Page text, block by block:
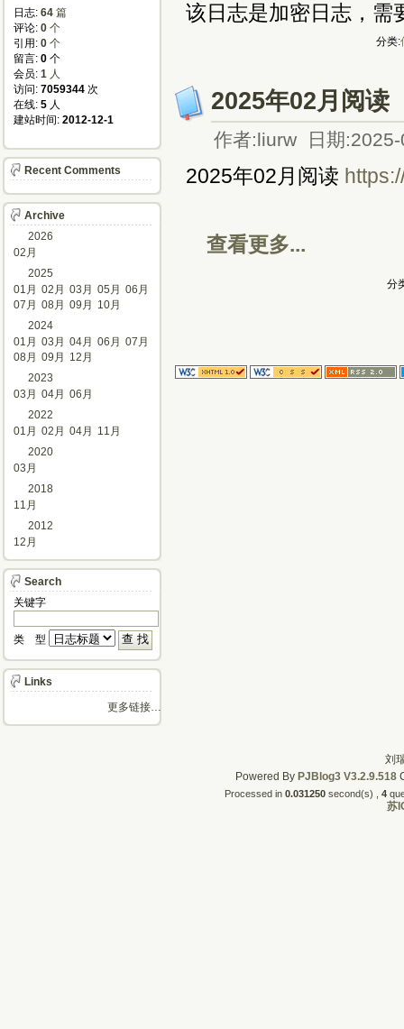
该日志是加密日志，需
分类:
2025年02月阅读
作者:liurw 日期
2025年02月阅读
查看更多...
分
日志: 64 篇
评论: 0 个
引用: 0 个
留言: 0 个
会员: 1 人
访问: 7059344 次
在线: 5 人
建站时间: 2012-12-1
Recent Comments
Archive
2026
02月
2025
01月 02月 03月 05月 06月
07月 08月 09月
10月
2024
01月 03月 04月 06月 07月
08月 09月
12月
2023
03月 04月 06月
2022
01月 02月 04月
11月
2020
03月
2018
11月
2012
12月
Search
关键字
类 型
Links
更多链接…
刘
Powered By PJBlog3 V3.2.9.518
Processed in 0.031250second(s) , 4
苏